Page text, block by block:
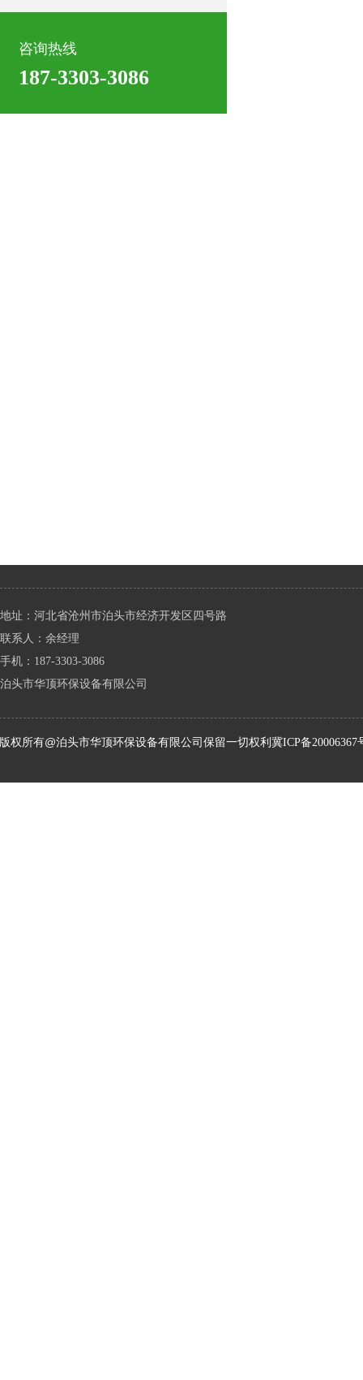
咨询热线
187-3303-3086
地址：河北省沧州市泊头市经济开发区四号路
联系人：余经理
手机：187-3303-3086
泊头市华顶环保设备有限公司
版权所有@泊头市华顶环保设备有限公司保留一切权利 冀ICP备20006367